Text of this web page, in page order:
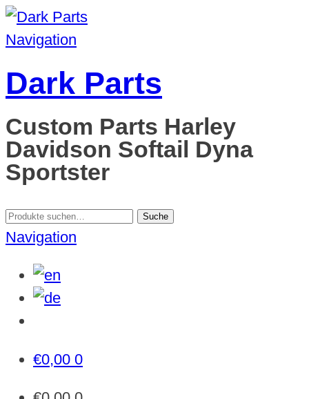
Navigation
Dark Parts
Custom Parts Harley
Davidson Softail Dyna
Sportster
Suche
nach:
Suche
Navigation
€0,00 0